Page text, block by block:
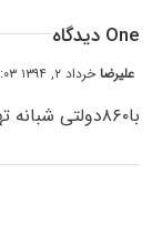
One دیدگاه
علیرضاخرداد ۲, ۱۳۹۴ at ۳:۰۳ ق٫ظ
با۸۶۰دولتی شبانه تهران میارم غیرانتفاعی تهران چطور